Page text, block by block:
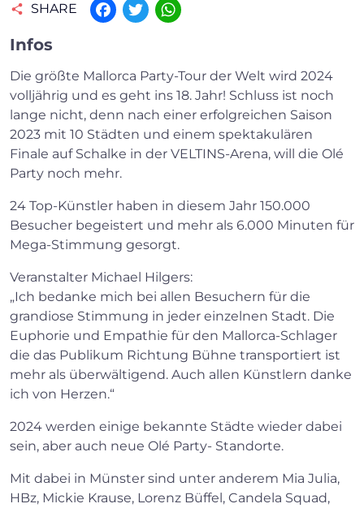
SHARE
Facebook
Infos
Die größte Mallorca Party-Tour der Welt wird 2024
volljährig und es geht ins 18. Jahr! Schluss ist noch
lange nicht, denn nach einer erfolgreichen Saison
2023 mit 10 Städten und einem spektakulären
Finale auf Schalke in der VELTINS-Arena, will die Olé
Party noch mehr.
24 Top-Künstler haben in diesem Jahr 150.000
Besucher begeistert und mehr als 6.000 Minuten für
Mega-Stimmung gesorgt.
Veranstalter Michael Hilgers:
„Ich bedanke mich bei allen Besuchern für die
grandiose Stimmung in jeder einzelnen Stadt. Die
Euphorie und Empathie für den Mallorca-Schlager
die das Publikum Richtung Bühne transportiert ist
mehr als überwältigend. Auch allen Künstlern danke
ich von Herzen.“
2024 werden einige bekannte Städte wieder dabei
sein, aber auch neue Olé Party- Standorte.
Mit dabei in Münster sind unter anderem Mia Julia,
HBz, Mickie Krause, Lorenz Büffel, Candela Squad,